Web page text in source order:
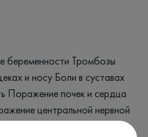
беременности Тромбозы
и носу Боли в суставах
Поражение почек и сердца
центральной нервной